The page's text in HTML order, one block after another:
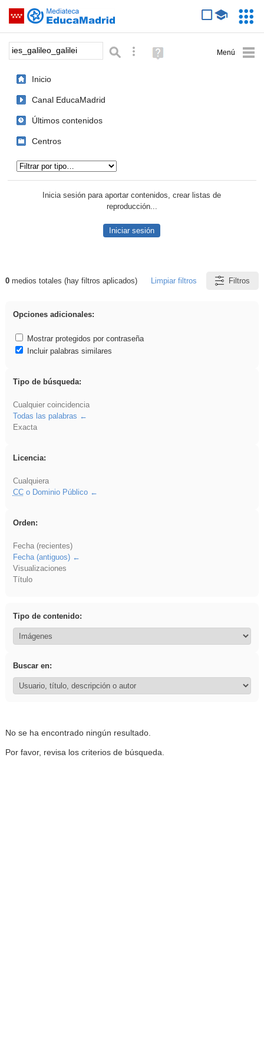
Saltar navegación
Palabra o frase: Búsqueda avanzada
Ayuda
(en
Inicio
Canal EducaMadrid
Últimos contenidos
Centros
Inicia sesión para aportar contenidos, crear listas de
reproducción...
Iniciar sesión
Resultados de: ies_galileo_galilei
0medios totales (hay filtros aplicados) Limpiar filtros Filtros
Opciones adicionales:
Mostrar protegidos por contraseña
Incluir palabras similares
Tipo de búsqueda:
Cualquier coincidencia
Todas las palabras
Exacta
Licencia:
Cualquiera
CCo Dominio Público
Orden:
Fecha (recientes)
Fecha (antiguos)
Visualizaciones
Título
Tipo de contenido:
Buscar en:
No se ha encontrado ningún resultado.
Por favor, revisa los criterios de búsqueda.